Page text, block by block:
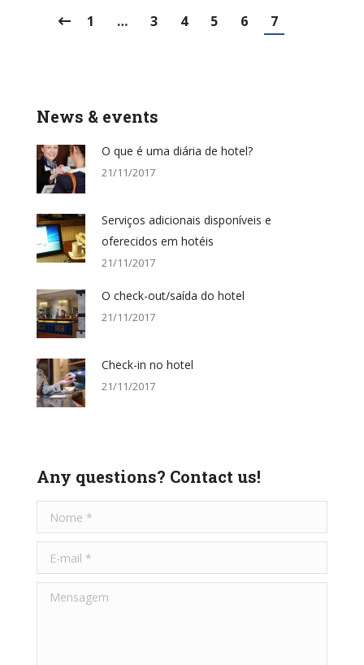
1 … 3 4 5 6 7
News & events
O que é uma diária de hotel?
21/11/2017
Serviços adicionais disponíveis e
oferecidos em hotéis
21/11/2017
O check-out/saída do hotel
21/11/2017
Check-in no hotel
21/11/2017
Any questions? Contact us!
Nome *
E-mail *
Mensagem